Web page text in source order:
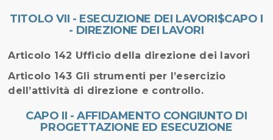
TITOLO VII - ESECUZIONE DEI LAVORI$CAPO I
- DIREZIONE DEI LAVORI
Articolo 142 Ufficio della direzione dei lavori
Articolo 143 Gli strumenti per l’esercizio
dell’attività di direzione e controllo.
CAPO II - AFFIDAMENTO CONGIUNTO DI
PROGETTAZIONE ED ESECUZIONE